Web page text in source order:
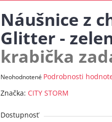
Náušnice z
Glitter -
krabička
Priemerné
produktu
Neohodnotené Podrobnosti
Značka: CITY STORM
Dostupnosť